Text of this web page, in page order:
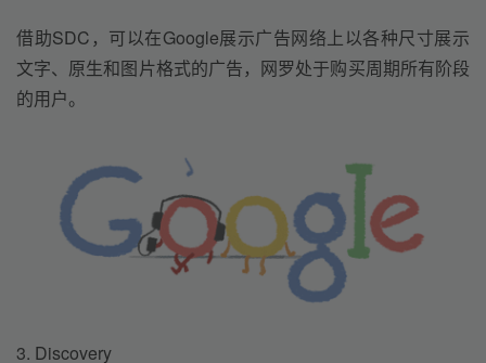
借助SDC，可以在Google展示广告网络上以各种尺寸展示
文字、原生和图片格式的广告，网罗处于购买周期所有阶段
的用户。
3. Discovery